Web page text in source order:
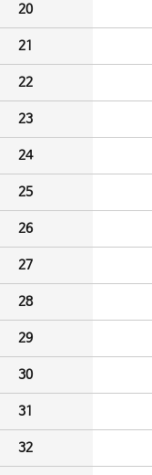
20
21
22
23
24
25
26
27
28
29
30
31
32